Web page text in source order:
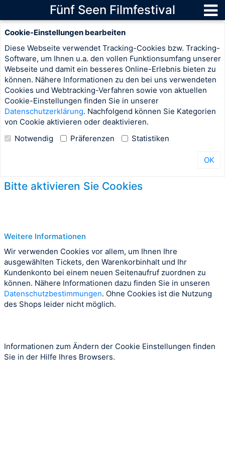
Fünf Seen Filmfestival
Cookie-Einstellungen bearbeiten
Diese Webseite verwendet Tracking-Cookies bzw. Tracking-
Software, um Ihnen u.a. den vollen Funktionsumfang unserer
Webseite und damit ein besseres Online-Erlebnis bieten zu
können. Nähere Informationen zu den bei uns verwendeten
Cookies und Webtracking-Verfahren sowie von aktuellen
Cookie-Einstellungen finden Sie in unserer
Datenschutzerklärung. Nachfolgend können Sie Kategorien
von Cookie aktivieren oder deaktivieren.
Notwendig
Präferenzen Statistiken
OK
Bitte aktivieren Sie Cookies
Weitere Informationen
Wir verwenden Cookies vor allem, um Ihnen Ihre
ausgewählten Tickets, den Warenkorbinhalt und Ihr
Kundenkonto bei einem neuen Seitenaufruf zuordnen zu
können. Nähere Informationen dazu finden Sie in unseren
Datenschutzbestimmungen. Ohne Cookies ist die Nutzung
des Shops leider nicht möglich.
Informationen zum Ändern der Cookie Einstellungen finden
Sie in der Hilfe Ihres Browsers.